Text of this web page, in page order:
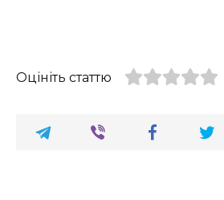
Оцініть статтю